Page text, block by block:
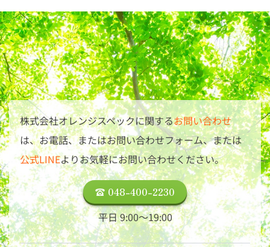
株式会社オレンジスペックに関するお問い合わせ
は、お電話、またはお問い合わせフォーム、または
公式LINEよりお気軽にお問い合わせください。
048-400-2230
平日 9:00〜19:00